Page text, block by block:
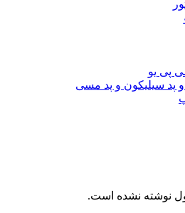
پی یو
پد سیلیکون و پد مسی
نوشته نشده است.